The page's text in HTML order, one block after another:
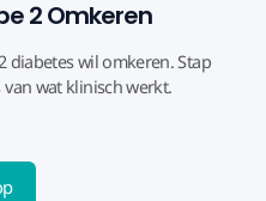
2 Omkeren
diabetes wil omkeren. Stap
wat klinisch werkt.